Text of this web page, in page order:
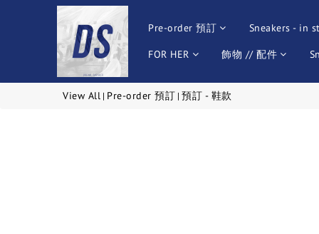
Pre-order 預訂 Sneakers - in
FOR HER 飾物 // 配件
View All | Pre-order 預訂 | 預訂 - 鞋款